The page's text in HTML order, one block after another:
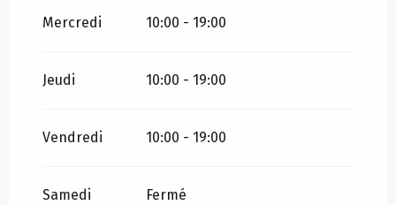
Mercredi 10:00 - 19:00
Jeudi 10:00 - 19:00
Vendredi 10:00 - 19:00
Samedi Fermé